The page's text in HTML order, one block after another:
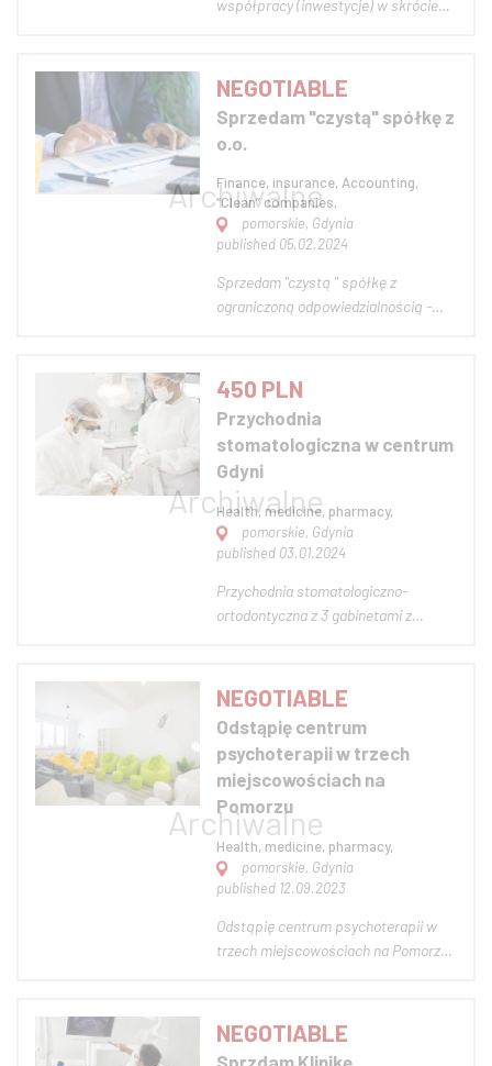
współpracy (inwestycje) w skrócie
hulajnóg elektrycznych. Pracowałem
w Gdyni, Warszawie oraz w Mrągowie.
Aktualnie chce brać życie za nogi i
założyć...
NEGOTIABLE
Sprzedam "czystą" spółkę z
o.o.
Finance, insurance, Accounting,
“Clean” companies,
pomorskie, Gdynia
published 05.02.2024
Sprzedam "czystą " spółkę z
ograniczoną odpowiedzialnością -
spółkę z o.o. – Data rejestracji w
KRS: grudzień 2021 r. kapitał
zakładowy 5 tys. – Miejsce
rejestracji: Gdynia – S...
450 PLN
Przychodnia
stomatologiczna w centrum
Gdyni
Health, medicine, pharmacy,
pomorskie, Gdynia
published 03.01.2024
Przychodnia stomatologiczno-
ortodontyczna z 3 gabinetami z
m2 na 2 poziomach z możliwością
zrobienia dodatkowych gabinetów
medycyny estetycznej lub innej
działalności medycznej. Klinika istn...
NEGOTIABLE
Odstąpię centrum
psychoterapii w trzech
miejscowościach na
Pomorzu
Health, medicine, pharmacy,
pomorskie, Gdynia
published 12.09.2023
Odstąpię centrum psychoterapii w
trzech miejscowościach na Pomorzu
centrum psychoterapii i pomocy
psychologicznej w trzech
NEGOTIABLE